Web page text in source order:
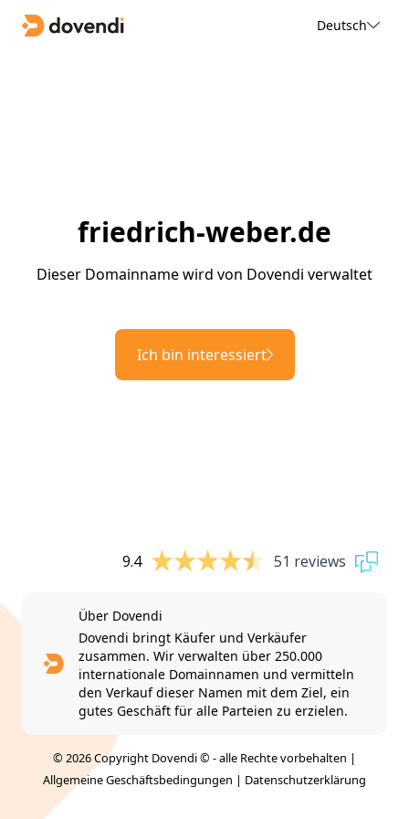
Deutsch
friedrich-weber.de
Dieser Domainname wird von Dovendi verwaltet
Ich bin interessiert
9.4 51 reviews
Über Dovendi
Dovendi bringt Käufer und Verkäufer
zusammen. Wir verwalten über 250.000
internationale Domainnamen und vermitteln
den Verkauf dieser Namen mit dem Ziel, ein
gutes Geschäft für alle Parteien zu erzielen.
© 2026 Copyright Dovendi © - alle Rechte vorbehalten |
Allgemeine Geschäftsbedingungen | Datenschutzerklärung